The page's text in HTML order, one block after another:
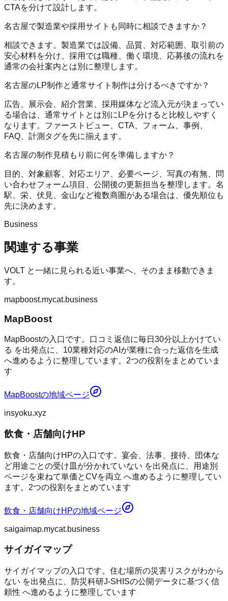
CTAを分けて設計します。
名古屋で製造業や採用サイトも同時に相談できますか？
相談できます。製造業では設備、品質、対応範囲、取引前の
安心材料を分け、採用では職種、働く環境、応募後の流れを
通常の会社案内とは別に整理します。
名古屋のLP制作と通常サイト制作は分けるべきですか？
広告、展示会、紹介営業、採用媒体など流入元が決まってい
る場合は、通常サイトとは別にLPを分けると比較しやすく
なります。ファーストビュー、CTA、フォーム、事例、
FAQ、計測タグを先に揃えます。
名古屋の制作見積もり前に何を準備しますか？
目的、対象顧客、対応エリア、必要ページ、写真の有無、問
い合わせフォーム項目、公開後の更新担当を整理します。名
駅、栄、伏見、金山など複数商圏がある場合は、優先順位も
先に決めます。
Business
関連する事業
VOLT と一緒に見られる近い事業へ、そのまま移動できま
す。
mapboost.mycat.business
MapBoost
MapBoostの入口です。口コミ返信に毎日30分以上かけてい
る を出発点に、10業種対応のAIが業種に合った返信を生成
へ進めるように整理しています。2つの役割をまとめていま
す
MapBoostの地域ページ
insyoku.xyz
飲食・店舗向けHP
飲食・店舗向けHPの入口です。宴会、法事、接待、団体な
ど用途ごとの受け皿が分かれていない を出発点に、用途別
ページを束ねて単価とCVを両立 へ進めるように整理してい
ます。2つの役割をまとめています
飲食・店舗向けHPの地域ページ
saigaimap.mycat.business
サイガイマップ
サイガイマップの入口です。住む場所の災害リスクがわから
ない を出発点に、防災科研J-SHISの公開データに基づく信
頼性 へ進めるように整理しています